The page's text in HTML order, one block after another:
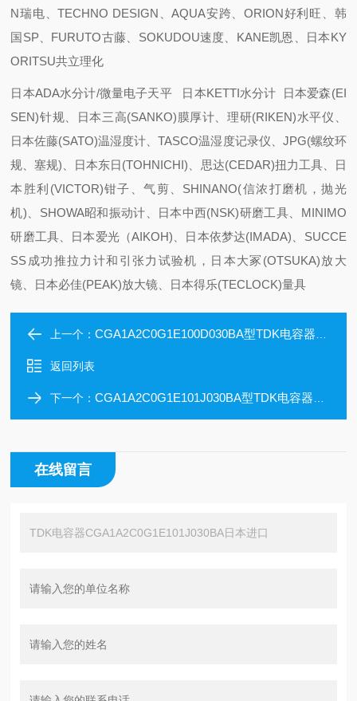
N瑞电、TECHNO DESIGN、AQUA安跨、ORION好利旺、韩
国SP、FURUTO古藤、SOKUDOU速度、KANE凯恩、日本KY
ORITSU共立理化
日本ADA水分计/微量电子天平 日本KETTI水分计 日本爱森(EI
SEN)针规、日本三高(SANKO)膜厚计、理研(RIKEN)水平仪、
日本佐藤(SATO)温湿度计、TASCO温湿度记录仪、JPG(螺纹环
规、塞规)、日本东日(TOHNICHI)、思达(CEDAR)扭力工具、日
本胜利(VICTOR)钳子、气剪、SHINANO(信浓打磨机，抛光
机)、SHOWA昭和振动计、日本中西(NSK)研磨工具、MINIMO
研磨工具、日本爱光（AIKOH)、日本依梦达(IMADA)、SUCCE
SS成功推拉力计和引张力试验机，日本大冢(OTSUKA)放大
镜、日本必佳(PEAK)放大镜、日本得乐(TECLOCK)量具
上一个：CGA1A2C0G1E100D030BA型TDK电容器CGA1A2C0G1E100D030BA日本进口
返回列表
下一个：CGA1A2C0G1E101J030BA型TDK电容器CGA1A2C0G1E120J030BA日本进口
在线留言